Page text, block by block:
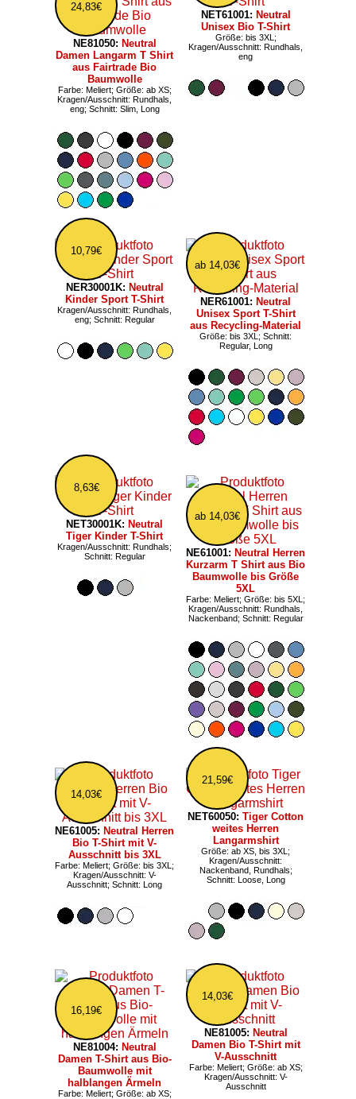
24,83€
NE81050: Neutral
Damen Langarm T Shirt
aus Fairtrade Bio
Baumwolle
Farbe: Meliert; Größe: ab XS;
Kragen/Ausschnitt: Rundhals,
eng; Schnitt: Slim, Long
NET61001: Neutral
Unisex Bio T-Shirt
Größe: bis 3XL;
Kragen/Ausschnitt: Rundhals,
eng
10,79€
NER30001K: Neutral
Kinder Sport T-Shirt
Kragen/Ausschnitt: Rundhals,
eng; Schnitt: Regular
ab 14,03€
NER61001: Neutral
Unisex Sport T-Shirt
aus Recycling-Material
Größe: bis 3XL; Schnitt:
Regular, Long
8,63€
NET30001K: Neutral
Tiger Kinder T-Shirt
Kragen/Ausschnitt: Rundhals;
Schnitt: Regular
ab 14,03€
NE61001: Neutral Herren
Kurzarm T Shirt aus Bio
Baumwolle bis Größe
5XL
Farbe: Meliert; Größe: bis 5XL;
Kragen/Ausschnitt: Rundhals,
Nackenband; Schnitt: Regular
14,03€
NE61005: Neutral Herren
Bio T-Shirt mit V-
Ausschnitt bis 3XL
Farbe: Meliert; Größe: bis 3XL;
Kragen/Ausschnitt: V-
Ausschnitt; Schnitt: Long
21,59€
NET60050: Tiger Cotton
weites Herren
Langarmshirt
Größe: ab XS, bis 3XL;
Kragen/Ausschnitt:
Nackenband, Rundhals;
Schnitt: Loose, Long
16,19€
NE81004: Neutral
Damen T-Shirt aus Bio-
Baumwolle mit
halblangen Ärmeln
Farbe: Meliert; Größe: ab XS;
14,03€
NE81005: Neutral
Damen Bio T-Shirt mit
V-Ausschnitt
Farbe: Meliert; Größe: ab XS;
Kragen/Ausschnitt: V-
Ausschnitt